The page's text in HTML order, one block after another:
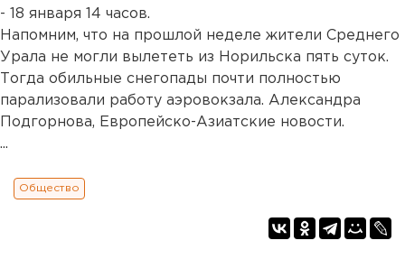
- 18 января 14 часов.
Напомним, что на прошлой неделе жители Среднего
Урала не могли вылететь из Норильска пять суток.
Тогда обильные снегопады почти полностью
парализовали работу аэровокзала. Александра
Подгорнова, Европейско-Азиатские новости.
...
Общество